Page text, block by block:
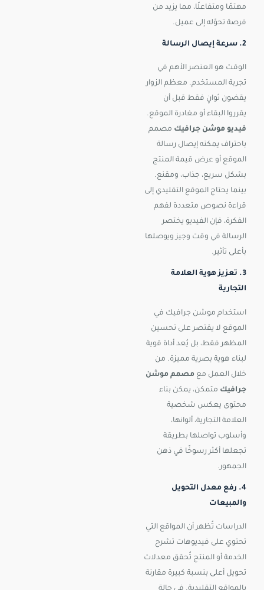
مهتمًا ومتفاعلًا، مما يزيد من
فرصة تحوّله إلى عميل.
2. سرعة إيصال الرسالة
الوقت هو العنصر الأهم في
تجربة المستخدم. معظم الزوار
يقضون ثوانٍ فقط قبل أن
يقرروا البقاء أو مغادرة الموقع.
فيديو موشن جرافيك مصمم
باحتراف يمكنه إيصال رسالة
الموقع أو عرض قيمة المنتج
بشكل سريع، جذاب، ومقنع.
بينما يحتاج الموقع التقليدي إلى
قراءة نصوص متعددة لفهم
الفكرة، فإن الفيديو يختصر
الرسالة في وقت وجيز ويوصلها
بأعلى تأثير.
3. تعزيز هوية العلامة
التجارية
استخدام موشن جرافيك في
الموقع لا يقتصر على تحسين
المظهر فقط، بل يُعد أداة قوية
لبناء هوية بصرية مميزة. من
خلال العمل مع مصمم موشن
جرافيك متمكن، يمكن بناء
محتوى يعكس شخصية
العلامة التجارية، ألوانها،
وأسلوب تواصلها بطريقة
تجعلها أكثر رسوخًا في ذهن
الجمهور.
4. رفع معدل التحويل
والمبيعات
الدراسات تُظهر أن المواقع التي
تحتوي على فيديوهات تشرح
الخدمة أو المنتج تُحقق معدلات
تحويل أعلى بنسبة كبيرة مقارنة